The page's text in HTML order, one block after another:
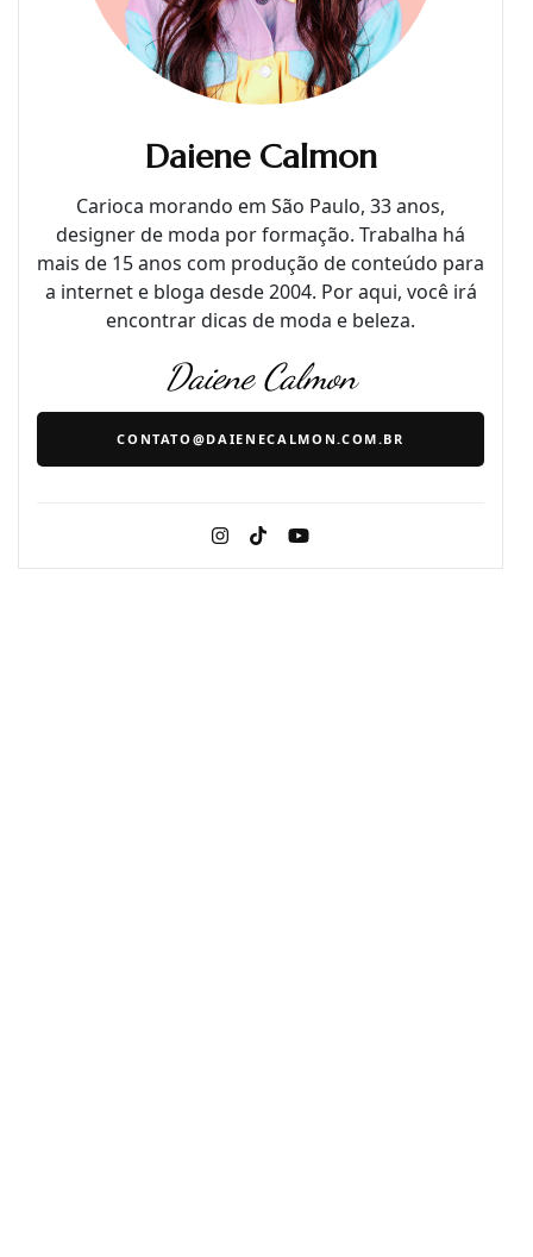
Daiene Calmon
Carioca morando em São Paulo, 33 anos,
designer de moda por formação. Trabalha há
mais de 15 anos com produção de conteúdo para
a internet e bloga desde 2004. Por aqui, você irá
encontrar dicas de moda e beleza.
Daiene Calmon
CONTATO@DAIENECALMON.COM.BR